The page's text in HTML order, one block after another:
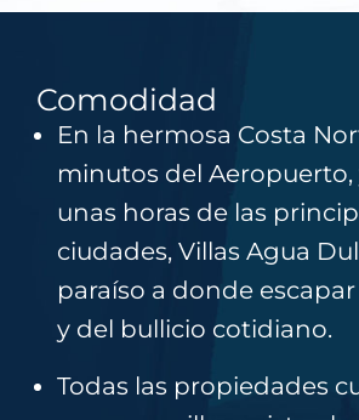
Comodidad
En la hermosa Costa
minutos del Aeropuerto,
unas horas de las
ciudades, Villas Agua
paraíso a donde
y del bullicio cotidiano.
Todas las propiedades